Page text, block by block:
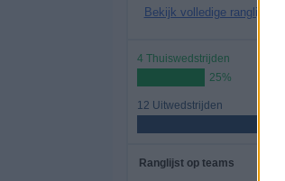
Bekijk volledige ranglijst
4 Thuiswedstrijden
25%
12 Uitwedstrijden
Ranglijst op teams